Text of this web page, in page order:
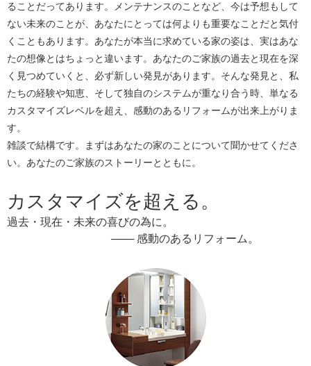
ることだってあります。メンテナンスのことなど、今は予想もして
ない未来のことが、あなたにとっては何よりも重要なことだと気付
くこともあります。あなたが本当に求めている家の姿は、実はあな
たの想像とはちょっと違います。あなたのご家族の過去と現在を深
く見つめていくと、必ず新しい発見があります。そんな発見と、私
たちの経験や知恵、そして独自のシステムが重なり合う時、単なる
カスタマイズレベルを超え、感動のあるリフォームが出来上がりま
す。
雑談で結構です。まずはあなたの家のことについて聞かせてくださ
い。あなたのご家族のストーリーとともに。
カスタマイズを超える。
過去・現在・未来の喜びの為に。
───感動のあるリフォーム。